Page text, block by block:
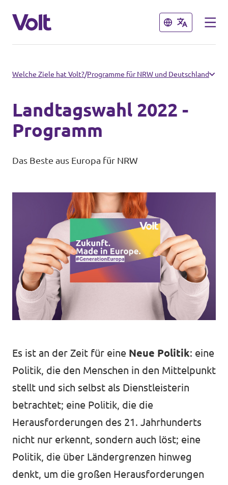
Schließen
Volt in Nordrhein-Westfalen
Website von Volt NRW
Volt vor Ort in NRW
Volt in Deutschland
Volt in deinem Bundesland
Volt Deutschland Merchandise Shop
Schließen
Programm
Neuigkeiten
Unsere Events
Startseite Volt Düsseldorf
Volt DUS Hochschulgruppe
Deine Spende für Volt!
komm vorbei!
Welche Ziele hat Volt?/Programme für NRW und Deutschland
Landtagswahl 2022 -
Programm
Das Beste aus Europa für NRW
Es ist an der Zeit für eine Neue Politik: eine
Politik, die den Menschen in den Mittelpunkt
stellt und sich selbst als Dienstleisterin
betrachtet; eine Politik, die die
Herausforderungen des 21. Jahrhunderts
nicht nur erkennt, sondern auch löst; eine
Politik, die über Ländergrenzen hinweg
denkt, um die großen Herausforderungen